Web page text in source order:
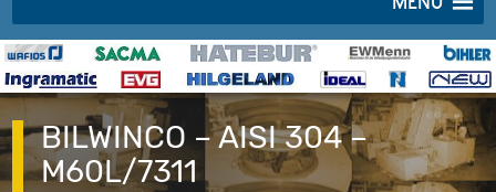
BILWINCO – AISI 304 –
M60L/7311